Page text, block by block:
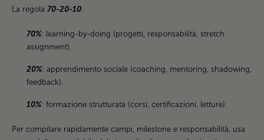
La regola 70-20-10:
70%: learning-by-doing (progetti, responsabilità, stretch
assignment).
20%: apprendimento sociale (coaching, mentoring, shadowing,
feedback).
10%: formazione strutturata (corsi, certificazioni, letture).
Per compilare rapidamente campi, milestone e responsabilità, usa